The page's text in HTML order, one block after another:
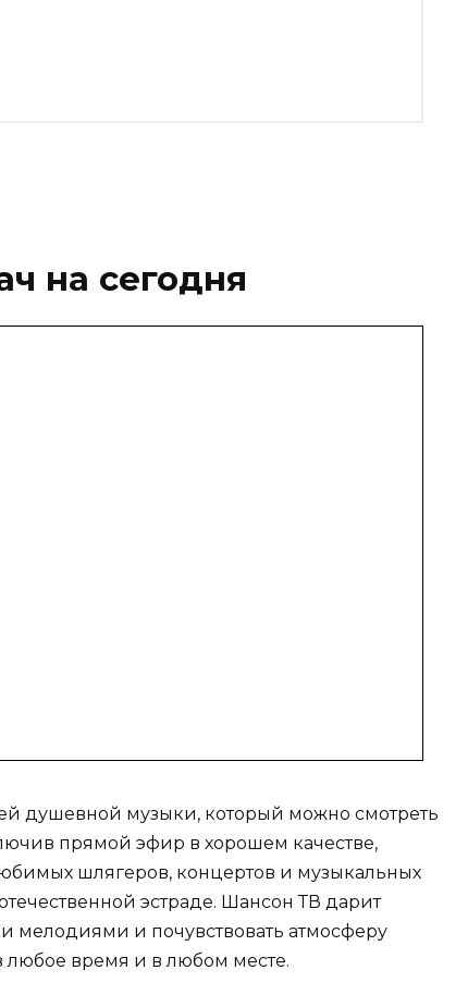
на сегодня
душевной музыки, который можно смотреть
прямой эфир в хорошем качестве,
шлягеров, концертов и музыкальных
эстраде. Шансон ТВ дарит
мелодиями и почувствовать атмосферу
любое время и в любом месте.